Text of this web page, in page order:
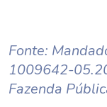
Fonte:
1009642-
Fazenda